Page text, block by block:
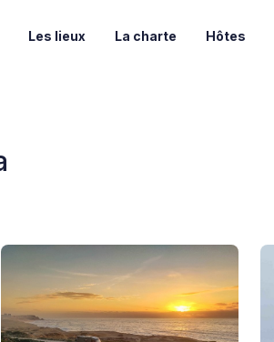
Les lieux La charte Hôtes